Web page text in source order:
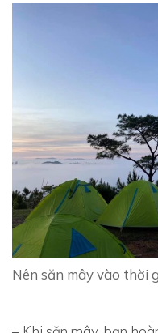
0
2
0
0
2
0
-
1
Nên săn mây vào thời